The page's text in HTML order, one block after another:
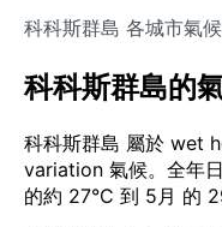
科科斯群島 各城市氣候
科科斯群島的
科科斯群島 屬於 wet
variation 氣候。全年
的約 27°C 到 5月 的